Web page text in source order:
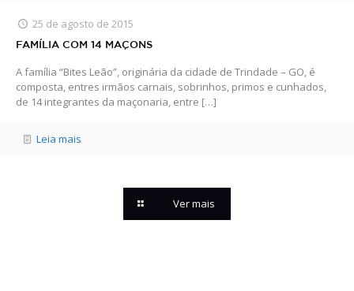
25 de agosto de 2015
FAMÍLIA COM 14 MAÇONS
A família “Bites Leão”, originária da cidade de Trindade – GO, é
composta, entres irmãos carnais, sobrinhos, primos e cunhados,
de 14 integrantes da maçonaria, entre […]
Leia mais
Ver mais